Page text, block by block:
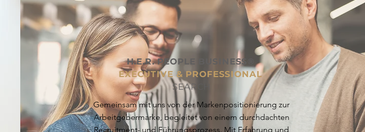
H.E.R. PEOPLE
BUSINESS®
EXECUTIVE & PROFESSIONAL
SEARCH
Gemeinsam mit uns von der Markenpositionierung zur
Arbeitgebermarke, begleitet von einem durchdachten
Recruitment- und Führungsprozess. Mit Erfahrung und